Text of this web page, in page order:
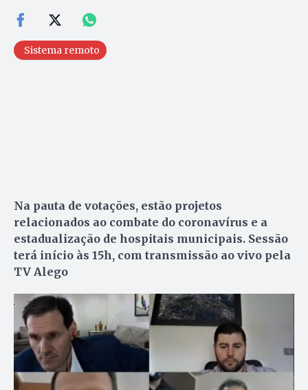
Sistema remoto
Na pauta de votações, estão projetos
relacionados ao combate do coronavírus e a
estadualização de hospitais municipais. Sessão
terá início às 15h, com transmissão ao vivo pela
TV Alego